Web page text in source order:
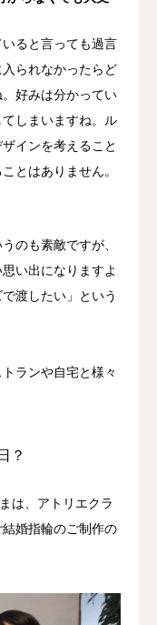
ると言っても過言
られなかったらど
好みは分かってい
しまいますね。ル
インを考えること
とはありません。
のも素敵ですが、
い出になりますよ
渡したい」という
ランや自宅と様々
？
は、アトリエクラ
婚指輪のご制作の